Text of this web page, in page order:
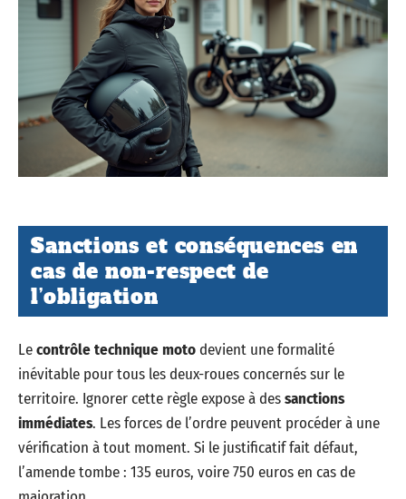
Sanctions et conséquences en
cas de non-respect de
l’obligation
Lecontrôle technique motodevient une formalité
inévitable pour tous les deux-roues concernés sur le
territoire. Ignorer cette règle expose à dessanctions
immédiates. Les forces de l’ordre peuvent procéder à une
vérification à tout moment. Si le justificatif fait défaut,
l’amende tombe : 135 euros, voire 750 euros en cas de